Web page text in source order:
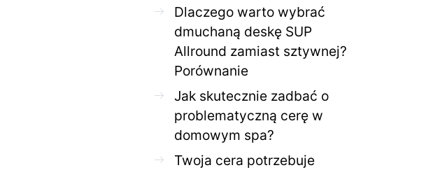
Dlaczego warto wybrać
dmuchaną deskę SUP
Allround zamiast sztywnej?
Porównanie
Jak skutecznie zadbać o
problematyczną cerę w
domowym spa?
Twoja cera potrzebuje